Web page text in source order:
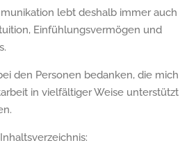
lebt deshalb immer auch
Einfühlungsvermögen und
den Personen bedanken, die mich
in vielfältiger Weise unterstützt